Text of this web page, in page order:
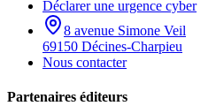
Déclarer une urgence cyber
8 avenue Simone Veil
69150 Décines-Charpieu
Nous contacter
Partenaires éditeurs